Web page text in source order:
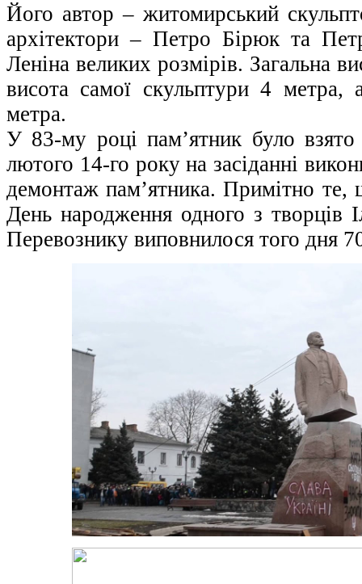
Його автор – житомирський
архітектори – Петро Бірюк та
Леніна великих розмірів. Загальна
висота самої скульптури 4
метра.
У 83-му році пам’ятник було
лютого 14-го року на засіданні
демонтаж пам’ятника. Примітно те,
День народження одного з творців
Перевознику виповнилося того дня